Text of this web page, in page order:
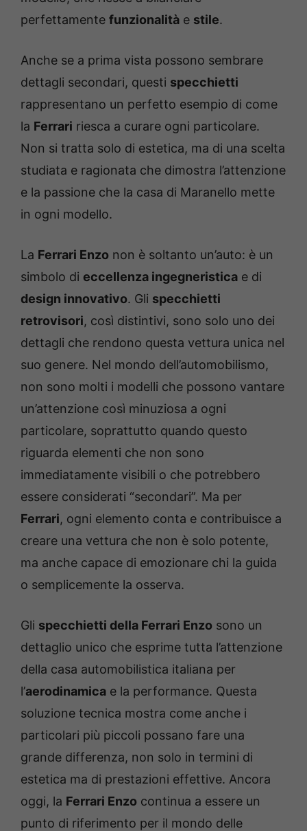
perfettamente funzionalità e stile.
Anche se a prima vista possono sembrare
dettagli secondari, questi specchietti
rappresentano un perfetto esempio di come
la Ferrari riesca a curare ogni particolare.
Non si tratta solo di estetica, ma di una scelta
studiata e ragionata che dimostra l’attenzione
e la passione che la casa di Maranello mette
in ogni modello.
La Ferrari Enzo non è soltanto un’auto: è un
simbolo di eccellenza ingegneristica e di
design innovativo. Gli specchietti
retrovisori, così distintivi, sono solo uno dei
dettagli che rendono questa vettura unica nel
suo genere. Nel mondo dell’automobilismo,
non sono molti i modelli che possono vantare
un’attenzione così minuziosa a ogni
particolare, soprattutto quando questo
riguarda elementi che non sono
immediatamente visibili o che potrebbero
essere considerati “secondari”. Ma per
Ferrari, ogni elemento conta e contribuisce a
creare una vettura che non è solo potente,
ma anche capace di emozionare chi la guida
o semplicemente la osserva.
Gli specchietti della Ferrari Enzo sono un
dettaglio unico che esprime tutta l’attenzione
della casa automobilistica italiana per
l’aerodinamica e la performance. Questa
soluzione tecnica mostra come anche i
particolari più piccoli possano fare una
grande differenza, non solo in termini di
estetica ma di prestazioni effettive. Ancora
oggi, la Ferrari Enzo continua a essere un
punto di riferimento per il mondo delle